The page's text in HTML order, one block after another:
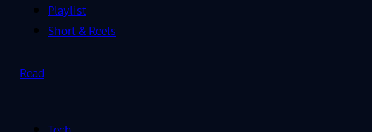
Playlist
Short & Reels
Read